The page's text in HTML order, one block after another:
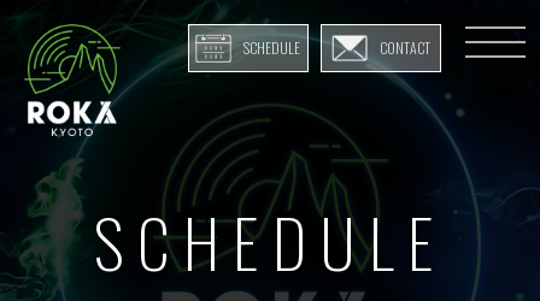
SCHEDULE CONTACT
SCHEDULE